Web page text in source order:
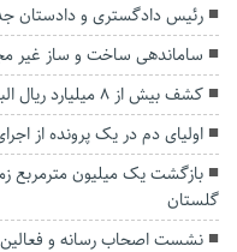
رئیس دادگستری و دادستان
ساماندهی ساخت و ساز غیر
کشف بیش از ۸ میلیارد ریال البسه فاقد مجوز در گرگان
اولیای دم در یک پرونده از
بازگشت یک میلیون مترمربع
گلستان
نشست اصحاب رسانه و